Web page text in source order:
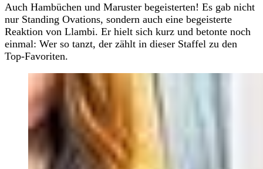
Auch Hambüchen und Maruster begeisterten! Es gab nicht
nur Standing Ovations, sondern auch eine begeisterte
Reaktion von Llambi. Er hielt sich kurz und betonte noch
einmal: Wer so tanzt, der zählt in dieser Staffel zu den
Top-Favoriten.